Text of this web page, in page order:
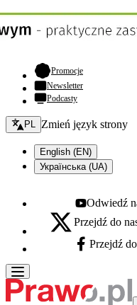
Promocje- otwiera się w
Newsletter
Podcasty
Zmień język - bieżący:
PL Zmień język strony
English (EN)
Українська (UA)
Youtube -
Odwiedź
X - otwiera się w nowej
Przejdź do
Facebook -
Przejdź